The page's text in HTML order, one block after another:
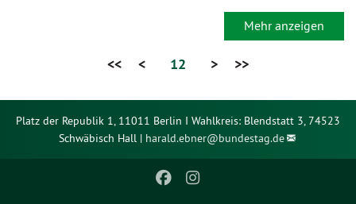
Mehr anzeigen
<< < 12 > >>
Platz der Republik 1, 11011 Berlin I Wahlkreis: Blendstatt 3, 74523
Schwäbisch Hall | harald.ebner@bundestag.de